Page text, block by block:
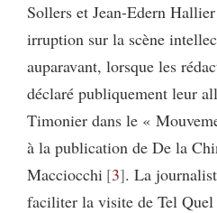
Sollers et Jean-Edern
irruption sur la scène
auparavant, lorsque les
déclaré publiquement leur
Timonier dans le «
à la publication de De la
Macciocchi 3 . La
faciliter la visite de Tel